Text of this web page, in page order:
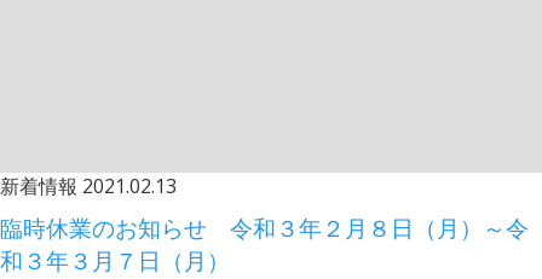
新着情報 2021.02.13
臨時休業のお知らせ 令和３年２月８日（月）～令
和３年３月７日（月）